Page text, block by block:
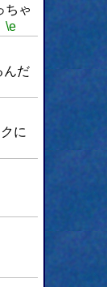
ちゃ
\e
んだ
に